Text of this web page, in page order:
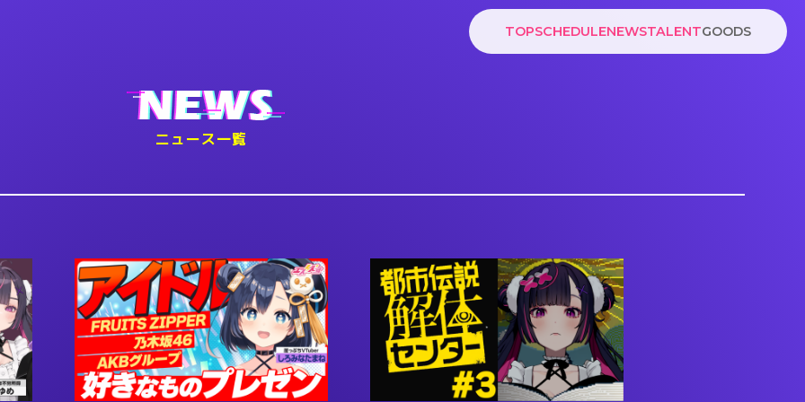
TOPSCHEDULENEWSTALENTGOODS
ニュース一覧